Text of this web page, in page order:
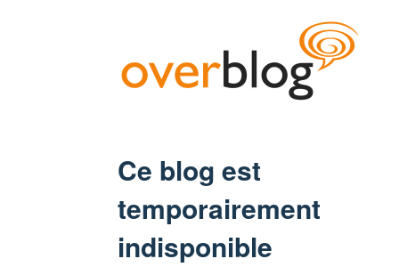
Ce blog est
temporairement
indisponible